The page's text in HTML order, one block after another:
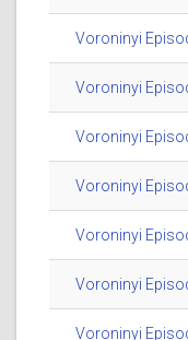
Voroninyi
Voroninyi
Voroninyi
Voroninyi
Voroninyi
Voroninyi
Voroninyi